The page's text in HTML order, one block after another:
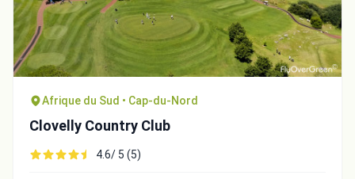
Afrique du Sud • Cap-du-Nord
Clovelly Country Club
4.6/ 5 (5)